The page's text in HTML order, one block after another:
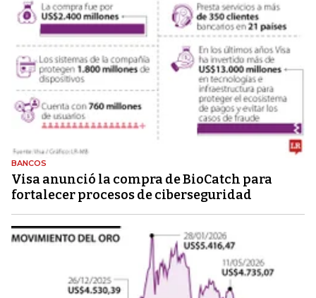
BANCOS
Visa anunció la compra de BioCatch para
fortalecer procesos de ciberseguridad